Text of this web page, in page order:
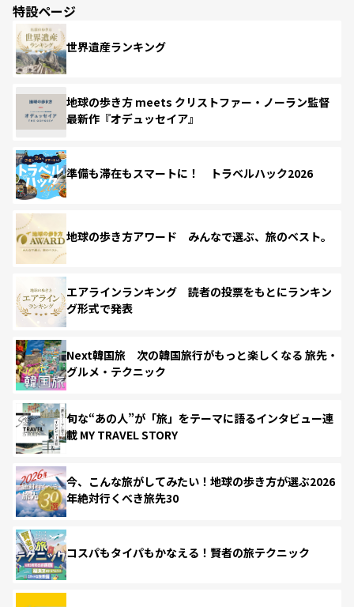
特設ページ
世界遺産ランキング
地球の歩き方 meets クリストファー・ノーラン監督
最新作『オデュッセイア』
準備も滞在もスマートに！ トラベルハック2026
地球の歩き方アワード みんなで選ぶ、旅のベスト。
エアラインランキング 読者の投票をもとにランキン
グ形式で発表
Next韓国旅 次の韓国旅行がもっと楽しくなる 旅先・
グルメ・テクニック
旬な“あの人”が「旅」をテーマに語るインタビュー連
載 MY TRAVEL STORY
今、こんな旅がしてみたい！地球の歩き方が選ぶ2026
年絶対行くべき旅先30
コスパもタイパもかなえる！賢者の旅テクニック